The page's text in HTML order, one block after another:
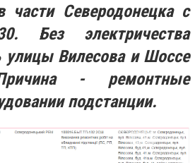
части Северодонецка с
Без электричества
улицы Вилесова и Шоссе
- ремонтные
подстанции.